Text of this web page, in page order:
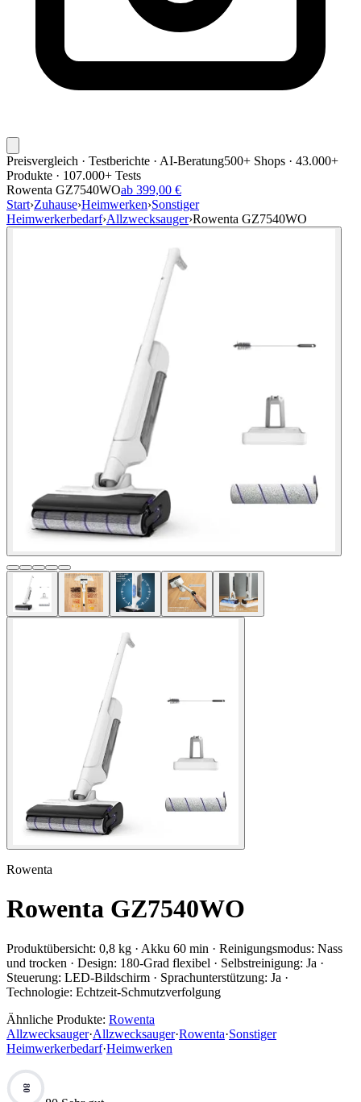
Preisvergleich · Testberichte · AI-Beratung500+ Shops · 43.000+
Produkte · 107.000+ Tests
Rowenta GZ7540WOab 399,00 €
Start›Zuhause›Heimwerken›Sonstiger
Heimwerkerbedarf›Allzwecksauger›Rowenta GZ7540WO
Rowenta
Rowenta GZ7540WO
Produktübersicht: 0,8 kg · Akku 60 min · Reinigungsmodus: Nass
und trocken · Design: 180-Grad flexibel · Selbstreinigung: Ja ·
Steuerung: LED-Bildschirm · Sprachunterstützung: Ja ·
Technologie: Echtzeit-Schmutzverfolgung
Ähnliche Produkte: Rowenta
Allzwecksauger·Allzwecksauger·Rowenta·Sonstiger
Heimwerkerbedarf·Heimwerken
80